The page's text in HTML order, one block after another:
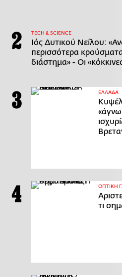
ΤECH & SCIENCE
Ιός Δυτικού Νείλου:
περισσότερα
διάστημα» - Οι
ΕΛΛΑΔΑ
ΟΠΤΙΚΗ
τι